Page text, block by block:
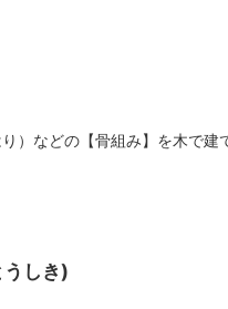
）などの【骨組み】を木で建
うしき)